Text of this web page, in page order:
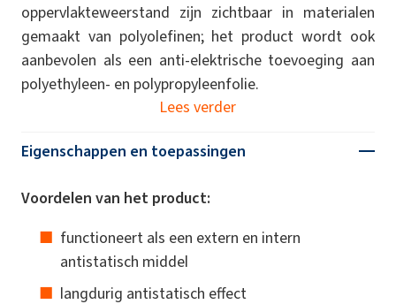
oppervlakteweerstand zijn zichtbaar in materialen
gemaakt van polyolefinen; het product wordt ook
aanbevolen als een anti-elektrische toevoeging aan
polyethyleen- en polypropyleenfolie.
Lees verder
Eigenschappen en toepassingen
Voordelen van het product:
functioneert als een extern en intern
antistatisch middel
langdurig antistatisch effect